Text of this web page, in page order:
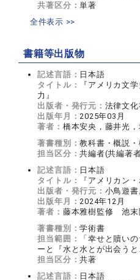
共著区分：単著
全件表示 >>
書籍等出版物
記述言語： 日本語
タイトル：
『アメリカ文
力』
出版者・発行元： 法律文化
出版年月：2025年03月
著者： 橋本安央，藤井光
著書種別：教科書・概説・
担当区分：共編者(共編著
記述言語： 日本語
タイトル：
『アメリカン
出版者・発行元： 小鳥遊書
出版年月：2024年12月
著者： 藤本雅樹監修 池末
著書種別：学術書
担当範囲：
「幸せと贖い
ーと『水と水とが出会うと
担当区分：共著
記述言語： 日本語